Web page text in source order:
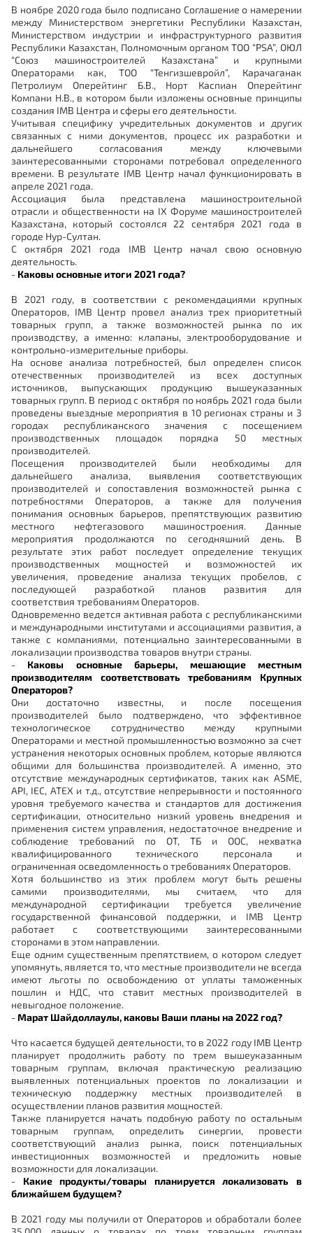
В ноябре 2020 года было подписано Соглашение о намерении
между Министерством энергетики Республики Казахстан,
Министерством индустрии и инфраструктурного развития
Республики Казахстан, Полномочным органом ТОО “PSA”, ОЮЛ
“Союз машиностроителей Казахстана” и крупными
Операторами как, ТОО “Тенгизшевройл”, Карачаганак
Петролиум Оперейтинг Б.В., Норт Каспиан Оперейтинг
Компани Н.В., в котором были изложены основные принципы
создания IMB Центра и сферы его деятельности.
Учитывая специфику учредительных документов и других
связанных с ними документов, процесс их разработки и
дальнейшего согласования между ключевыми
заинтересованными сторонами потребовал определенного
времени. В результате IMB Центр начал функционировать в
апреле 2021 года.
Ассоциация была представлена машиностроительной
отрасли и общественности на IX Форуме машиностроителей
Казахстана, который состоялся 22 сентября 2021 года в
городе Нур-Султан.
С октября 2021 года IMB Центр начал свою основную
деятельность.
- Каковы основные итоги 2021 года?
В 2021 году, в соответствии с рекомендациями крупных
Операторов, IMB Центр провел анализ трех приоритетный
товарных групп, а также возможностей рынка по их
производству, а именно: клапаны, электрооборудование и
контрольно-измерительные приборы.
На основе анализа потребностей, был определен список
отечественных производителей из всех доступных
источников, выпускающих продукцию вышеуказанных
товарных групп. В период с октября по ноябрь 2021 года были
проведены выездные мероприятия в 10 регионах страны и 3
городах республиканского значения с посещением
производственных площадок порядка 50 местных
производителей.
Посещения производителей были необходимы для
дальнейшего анализа, выявления соответствующих
производителей и сопоставления возможностей рынка с
потребностями Операторов, а также для получения
понимания основных барьеров, препятствующих развитию
местного нефтегазового машиностроения. Данные
мероприятия продолжаются по сегодняшний день. В
результате этих работ последует определение текущих
производственных мощностей и возможностей их
увеличения, проведение анализа текущих пробелов, с
последующей разработкой планов развития для
соответствия требованиям Операторов.
Одновременно ведется активная работа с республиканскими
и международными институтами и ассоциациями развития, а
также с компаниями, потенциально заинтересованными в
локализации производства товаров внутри страны.
- Каковы основные барьеры, мешающие местным
производителям соответствовать требованиям Крупных
Операторов?
Они достаточно известны, и после посещения
производителей было подтверждено, что эффективное
технологическое сотрудничество между крупными
Операторами и местной промышленностью возможно за счет
устранения некоторых основных проблем, которые являются
общими для большинства производителей. А именно, это
отсутствие международных сертификатов, таких как ASME,
API, IEC, ATEХ и т.д., отсутствие непрерывности и постоянного
уровня требуемого качества и стандартов для достижения
сертификации, относительно низкий уровень внедрения и
применения систем управления, недостаточное внедрение и
соблюдение требований по ОТ, ТБ и ООС, нехватка
квалифицированного технического персонала и
ограниченная осведомленность о требованиях Операторов.
Хотя большинство из этих проблем могут быть решены
самими производителями, мы считаем, что для
международной сертификации требуется увеличение
государственной финансовой поддержки, и IMB Центр
работает с соответствующими заинтересованными
сторонами в этом направлении.
Еще одним существенным препятствием, о котором следует
упомянуть, является то, что местные производители не всегда
имеют льготы по освобождению от уплаты таможенных
пошлин и НДС, что ставит местных производителей в
невыгодное положение.
-Марат Шайдоллаулы, каковы Ваши планы на 2022 год?
Что касается будущей деятельности, то в 2022 году IMB Центр
планирует продолжить работу по трем вышеуказанным
товарным группам, включая практическую реализацию
выявленных потенциальных проектов по локализации и
техническую поддержку местных производителей в
осуществлении планов развития мощностей.
Также планируется начать подобную работу по остальным
товарным группам, определить синергии, провести
соответствующий анализ рынка, поиск потенциальных
инвестиционных возможностей и предложить новые
возможности для локализации.
- Какие продукты/товары планируется локализовать в
ближайшем будущем?
В 2021 году мы получили от Операторов и обработали более